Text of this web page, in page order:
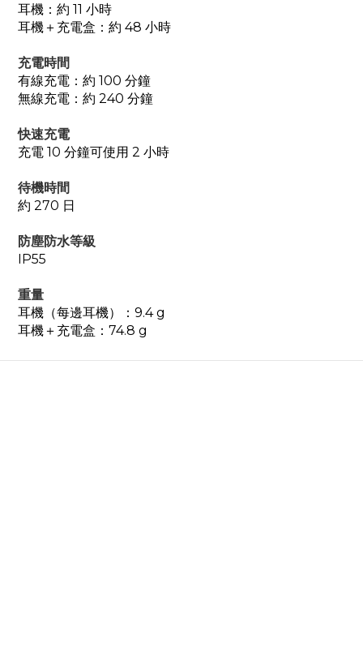
耳機：約 11 小時
耳機＋充電盒：約 48 小時
充電時間
有線充電：約 100 分鐘
無線充電：約 240 分鐘
快速充電
充電 10 分鐘可使用 2 小時
待機時間
約 270 日
防塵防水等級
IP55
重量
耳機（每邊耳機）：9.4 g
耳機＋充電盒：74.8 g